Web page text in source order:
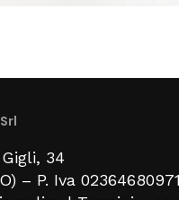
, 34
– P. Iva 02364680971